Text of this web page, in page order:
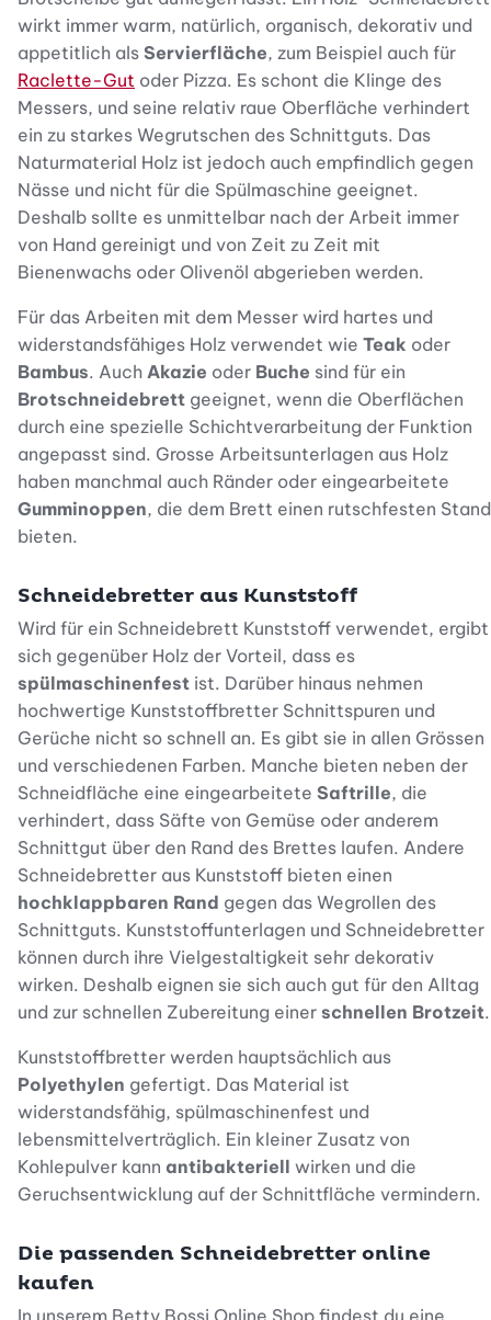
wirkt immer warm, natürlich, organisch, dekorativ und
appetitlich als Servierfläche, zum Beispiel auch für
Raclette-Gut oder Pizza. Es schont die Klinge des
Messers, und seine relativ raue Oberfläche verhindert
ein zu starkes Wegrutschen des Schnittguts. Das
Naturmaterial Holz ist jedoch auch empfindlich gegen
Nässe und nicht für die Spülmaschine geeignet.
Deshalb sollte es unmittelbar nach der Arbeit immer
von Hand gereinigt und von Zeit zu Zeit mit
Bienenwachs oder Olivenöl abgerieben werden.
Für das Arbeiten mit dem Messer wird hartes und
widerstandsfähiges Holz verwendet wie Teak oder
Bambus. Auch Akazie oder Buche sind für ein
Brotschneidebrett geeignet, wenn die Oberflächen
durch eine spezielle Schichtverarbeitung der Funktion
angepasst sind. Grosse Arbeitsunterlagen aus Holz
haben manchmal auch Ränder oder eingearbeitete
Gumminoppen, die dem Brett einen rutschfesten Stand
bieten.
Schneidebretter aus Kunststoff
Wird für ein Schneidebrett Kunststoff verwendet, ergibt
sich gegenüber Holz der Vorteil, dass es
spülmaschinenfest ist. Darüber hinaus nehmen
hochwertige Kunststoffbretter Schnittspuren und
Gerüche nicht so schnell an. Es gibt sie in allen Grössen
und verschiedenen Farben. Manche bieten neben der
Schneidfläche eine eingearbeitete Saftrille, die
verhindert, dass Säfte von Gemüse oder anderem
Schnittgut über den Rand des Brettes laufen. Andere
Schneidebretter aus Kunststoff bieten einen
hochklappbaren Rand gegen das Wegrollen des
Schnittguts. Kunststoffunterlagen und Schneidebretter
können durch ihre Vielgestaltigkeit sehr dekorativ
wirken. Deshalb eignen sie sich auch gut für den Alltag
und zur schnellen Zubereitung einer schnellen Brotzeit.
Kunststoffbretter werden hauptsächlich aus
Polyethylen gefertigt. Das Material ist
widerstandsfähig, spülmaschinenfest und
lebensmittelverträglich. Ein kleiner Zusatz von
Kohlepulver kann antibakteriell wirken und die
Geruchsentwicklung auf der Schnittfläche vermindern.
Die passenden Schneidebretter online
kaufen
In unserem Betty Bossi Online Shop findest du eine